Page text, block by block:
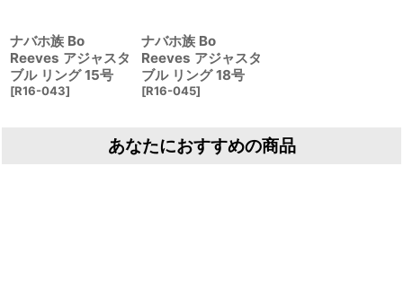
ナバホ族 Bo
Reeves アジャスタ
ブル リング 15号
[R16-043]
ナバホ族 Bo
Reeves アジャスタ
ブル リング 18号
[R16-045]
あなたにおすすめの商品